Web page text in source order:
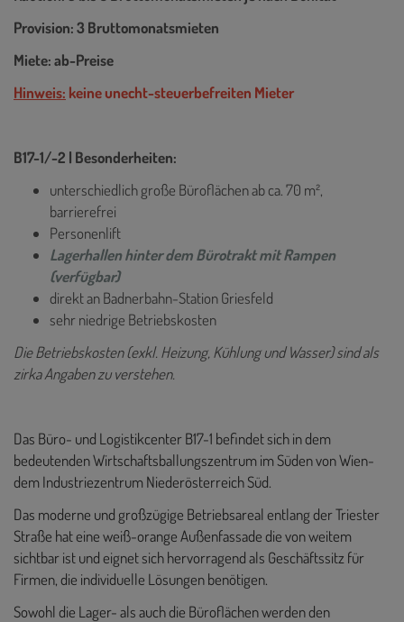
Provision: 3 Bruttomonatsmieten
Miete: ab-Preise
Hinweis: keine unecht-steuerbefreiten Mieter
B17-1/-2 | Besonderheiten:
unterschiedlich große Büroflächen ab ca. 70 m²,
barrierefrei
Personenlift
Lagerhallen hinter dem Bürotrakt mit Rampen
(verfügbar)
direkt an Badnerbahn-Station Griesfeld
sehr niedrige Betriebskosten
Die Betriebskosten (exkl. Heizung, Kühlung und Wasser) sind als
zirka Angaben zu verstehen.
Das Büro- und Logistikcenter B17-1 befindet sich in dem
bedeutenden Wirtschaftsballungszentrum im Süden von Wien-
dem Industriezentrum Niederösterreich Süd.
Das moderne und großzügige Betriebsareal entlang der Triester
Straße hat eine weiß-orange Außenfassade die von weitem
sichtbar ist und eignet sich hervorragend als Geschäftssitz für
Firmen, die individuelle Lösungen benötigen.
Sowohl die Lager- als auch die Büroflächen werden den